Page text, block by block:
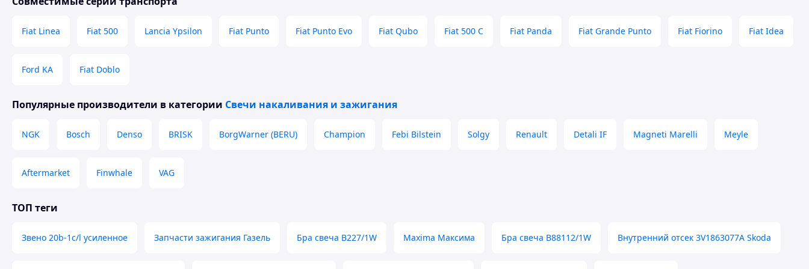
Fiat Linea Fiat 500 Lancia Ypsilon Fiat Punto Fiat Punto Evo Fiat Qubo Fiat 500 C Fiat Panda Fiat Grande Punto Fiat Fiorino Fiat Idea
Ford KA Fiat Doblo
Популярные производители в категории Свечи накаливания и зажигания
NGK Bosch Denso BRISK BorgWarner (BERU) Champion Febi Bilstein Solgy Renault Detali IF Magneti Marelli Meyle
Aftermarket Finwhale VAG
ТОП теги
Звено 20b-1c/l усиленное Запчасти зажигания Газель Бра свеча B227/1W Maxima Максима Бра свеча B88112/1W Внутренний отсек 3V1863077A Skoda